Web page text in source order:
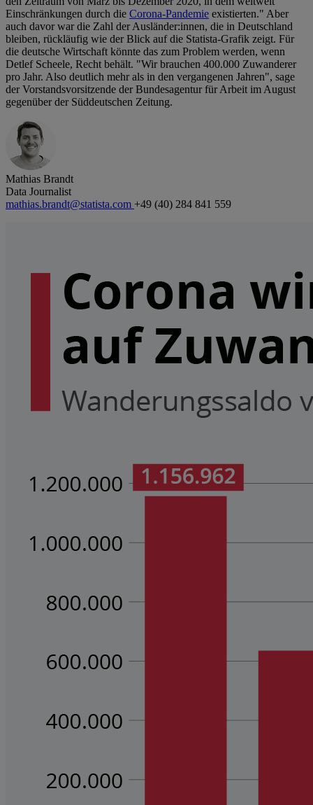
Einschränkungen durch die Corona-Pandemie existierten." Aber
auch davor war die Zahl der Ausländer:innen, die in Deutschland
bleiben, rückläufig wie der Blick auf die Statista-Grafik zeigt. Für
die deutsche Wirtschaft könnte das zum Problem werden, wenn
Detlef Scheele, Recht behält. "Wir brauchen 400.000 Zuwanderer
pro Jahr. Also deutlich mehr als in den vergangenen Jahren", sage
der Vorstandsvorsitzende der Bundesagentur für Arbeit im August
gegenüber der Süddeutschen Zeitung.
Mathias Brandt
Data Journalist
mathias.brandt@statista.com +49 (40) 284 841 559